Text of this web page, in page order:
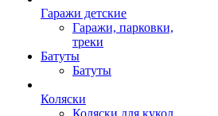
Гаражи детские
Гаражи, парковки,
треки
Батуты
Батуты
Коляски
Коляски для кукол